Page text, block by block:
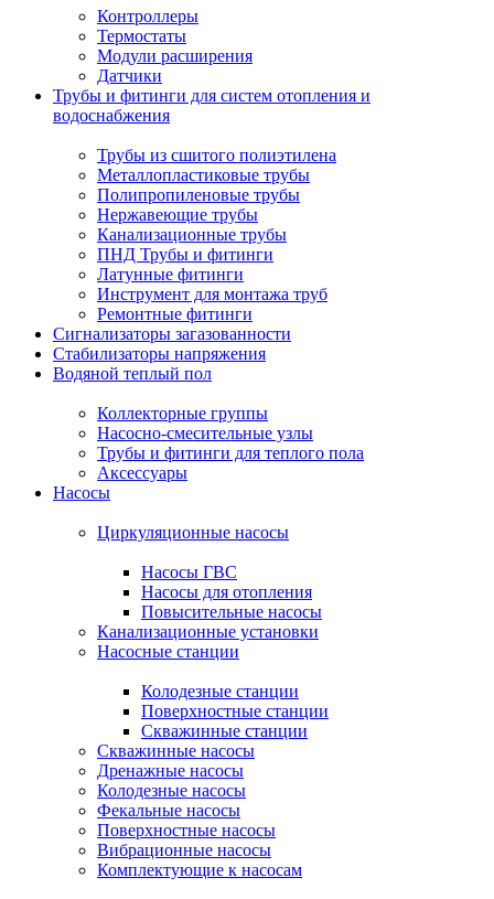
Контроллеры
Термостаты
Модули расширения
Датчики
Трубы и фитинги для систем отопления и
водоснабжения
Трубы из сшитого полиэтилена
Металлопластиковые трубы
Полипропиленовые трубы
Нержавеющие трубы
Канализационные трубы
ПНД Трубы и фитинги
Латунные фитинги
Инструмент для монтажа труб
Ремонтные фитинги
Сигнализаторы загазованности
Стабилизаторы напряжения
Водяной теплый пол
Коллекторные группы
Насосно-смесительные узлы
Трубы и фитинги для теплого пола
Аксессуары
Насосы
Циркуляционные насосы
Насосы ГВС
Насосы для отопления
Повысительные насосы
Канализационные установки
Насосные станции
Колодезные станции
Поверхностные станции
Скважинные станции
Скважинные насосы
Дренажные насосы
Колодезные насосы
Фекальные насосы
Поверхностные насосы
Вибрационные насосы
Комплектующие к насосам